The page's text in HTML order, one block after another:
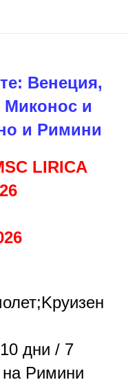
Венеция,
Миконос и
и Римини
LIRICA
Kруизен
10 дни / 7
на Римини